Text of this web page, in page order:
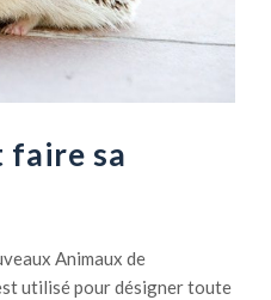
faire sa
Animaux de
utilisé pour désigner toute